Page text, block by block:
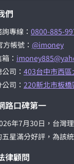
們
專線： 0800-885-
方帳號： @imoney
：
司： 403台中市西
司： 220新北市板
路口碑第一
年7月30日，台灣
星滿分好評，為該
律顧問